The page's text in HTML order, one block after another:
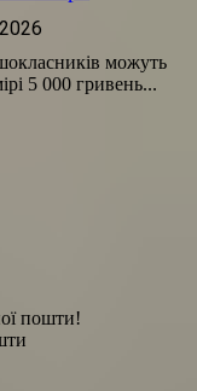
можуть
5 000 гривень...
пошти!